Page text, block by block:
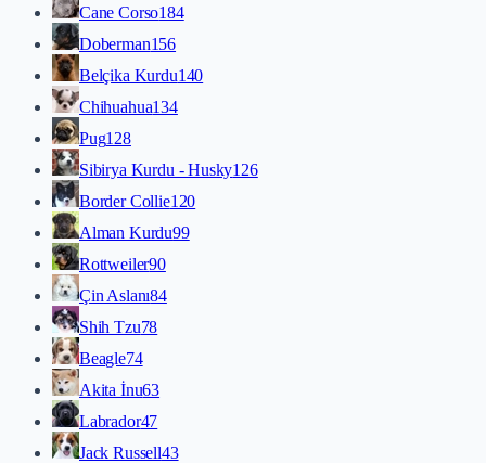
Cane Corso184
Doberman156
Belçika Kurdu140
Chihuahua134
Pug128
Sibirya Kurdu - Husky126
Border Collie120
Alman Kurdu99
Rottweiler90
Çin Aslanı84
Shih Tzu78
Beagle74
Akita İnu63
Labrador47
Jack Russell43